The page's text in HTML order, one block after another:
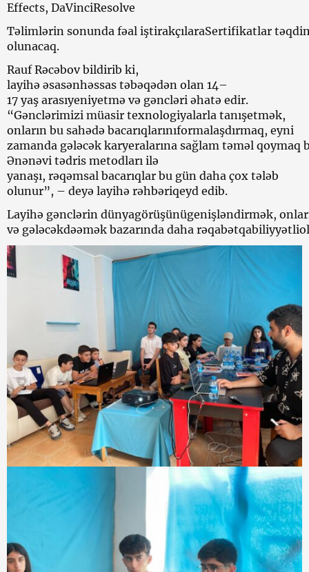
Effects, DaVinciResolve
Təlimlərin sonunda fəal iştirakçılaraSertifikatlar
olunacaq.
Rauf Rəcəbov bildirib ki,
layihə əsasənhəssas təbəqədən olan 14–
17 yaş arasıyeniyetmə və gəncləri əhatə edir.
“Gənclərimizi müasir texnologiyalarla tanışetmək,
onların bu sahədə bacarıqlarınıformalaşdırmaq, eyni
zamanda gələcək karyeralarına sağlam təməl
Ənənəvi tədris metodları ilə
yanaşı, rəqəmsal bacarıqlar bu gün daha çox tələb
olunur”, – deyə layihə rəhbəriqeyd edib.
Layihə gənclərin dünyagörüşünügenişləndirmək,
və gələcəkdəəmək bazarında daha